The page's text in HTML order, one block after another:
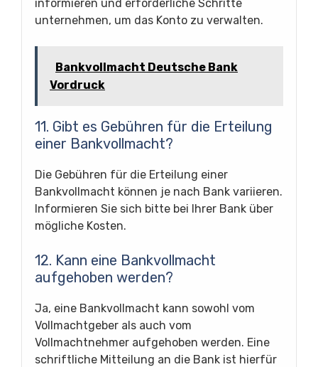
informieren und erforderliche Schritte
unternehmen, um das Konto zu verwalten.
Bankvollmacht Deutsche Bank
Vordruck
11. Gibt es Gebühren für die Erteilung
einer Bankvollmacht?
Die Gebühren für die Erteilung einer
Bankvollmacht können je nach Bank variieren.
Informieren Sie sich bitte bei Ihrer Bank über
mögliche Kosten.
12. Kann eine Bankvollmacht
aufgehoben werden?
Ja, eine Bankvollmacht kann sowohl vom
Vollmachtgeber als auch vom
Vollmachtnehmer aufgehoben werden. Eine
schriftliche Mitteilung an die Bank ist hierfür